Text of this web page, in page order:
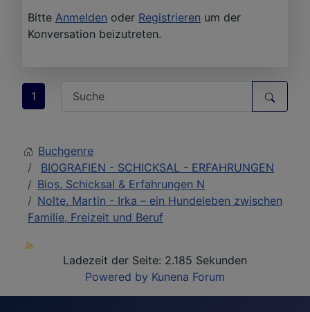
Bitte Anmelden oder Registrieren um der
Konversation beizutreten.
1
Buchgenre
BIOGRAFIEN - SCHICKSAL - ERFAHRUNGEN
Bios, Schicksal & Erfahrungen N
Nolte, Martin - Irka – ein Hundeleben zwischen
Familie, Freizeit und Beruf
Ladezeit der Seite: 2.185 Sekunden
Powered by Kunena Forum